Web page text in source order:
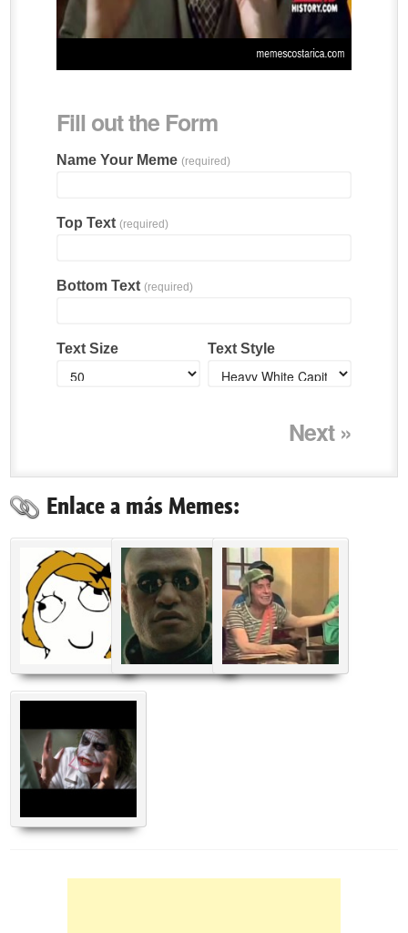
Fill out the Form
Name Your Meme (required)
Top Text (required)
Bottom Text (required)
Text Size Text Style
Next »
Enlace a más Memes: